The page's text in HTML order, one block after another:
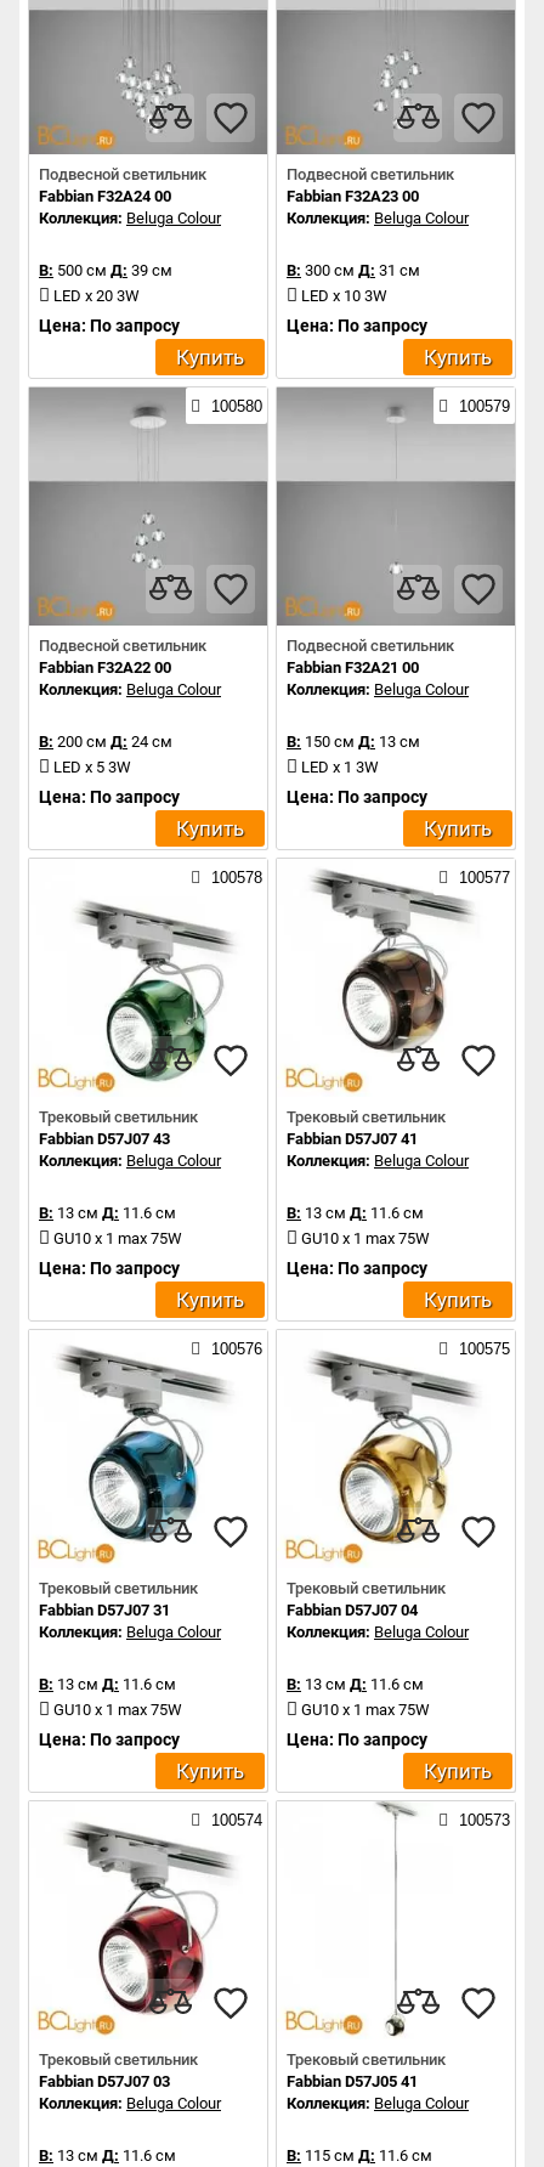
Подвесной светильник
Fabbian F32A24 00
Коллекция: Beluga Colour
В: 500 см Д: 39 см
LED x 20 3W
Цена: По запросу
Купить
Подвесной светильник
Fabbian F32A23 00
Коллекция: Beluga Colour
В: 300 см Д: 31 см
LED x 10 3W
Цена: По запросу
Купить
100580
Подвесной светильник
Fabbian F32A22 00
Коллекция: Beluga Colour
В: 200 см Д: 24 см
LED x 5 3W
Цена: По запросу
Купить
100579
Подвесной светильник
Fabbian F32A21 00
Коллекция: Beluga Colour
В: 150 см Д: 13 см
LED x 1 3W
Цена: По запросу
Купить
100578
Трековый светильник
Fabbian D57J07 43
Коллекция: Beluga Colour
В: 13 см Д: 11.6 см
GU10 x 1 max 75W
Цена: По запросу
Купить
100577
Трековый светильник
Fabbian D57J07 41
Коллекция: Beluga Colour
В: 13 см Д: 11.6 см
GU10 x 1 max 75W
Цена: По запросу
Купить
100576
Трековый светильник
Fabbian D57J07 31
Коллекция: Beluga Colour
В: 13 см Д: 11.6 см
GU10 x 1 max 75W
Цена: По запросу
Купить
100575
Трековый светильник
Fabbian D57J07 04
Коллекция: Beluga Colour
В: 13 см Д: 11.6 см
GU10 x 1 max 75W
Цена: По запросу
Купить
100574
Трековый светильник
Fabbian D57J07 03
Коллекция: Beluga Colour
В: 13 см Д: 11.6 см
100573
Трековый светильник
Fabbian D57J05 41
Коллекция: Beluga Colour
В: 115 см Д: 11.6 см